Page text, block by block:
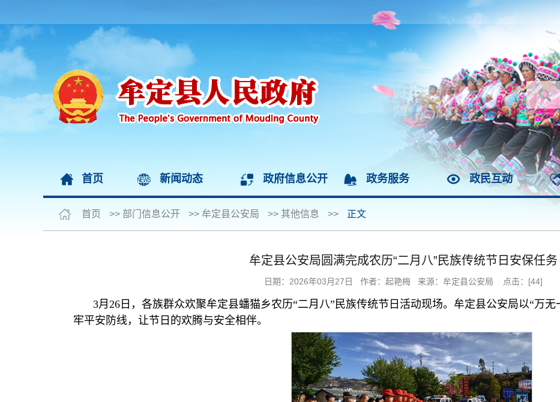
首页 新闻动态 政府信息公开 政务服务 政民互动
首页 >> 部门信息公开 >> 牟定县公安局 >> 其他信息 >> 正文
牟定县公安局圆满完成农历“二月八”民族传统节日安保任务
日期：2026年03月27日 作者：起艳梅 来源：牟定县公安局 点击：[44]
3月26日，各族群众欢聚牟定县蟠猫乡农历“二月八”民族传统节日活动现场。牟定县公安局以“万
牢平安防线，让节日的欢腾与安全相伴。